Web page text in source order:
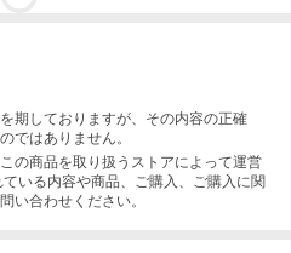
期しておりますが、その内容の正確
ではありません。
の商品を取り扱うストアによって運営
ている内容や商品、ご購入 、ご購入に関
い合わせください。